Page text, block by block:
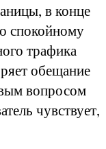
в конце
спокойному
трафика
обещание
вопросом
чувствует,